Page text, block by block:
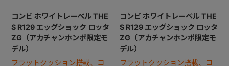
コンビ ホワイトレーベル THE
S R129 エッグショック ロッタ
ZG（アカチャンホンポ限定モ
デル）
フラットクッション搭載、コ
コンビ ホワイトレーベル THE
S R129 エッグショック ロッタ
ZG（アカチャンホンポ限定モ
デル）
フラットクッション搭載、コ